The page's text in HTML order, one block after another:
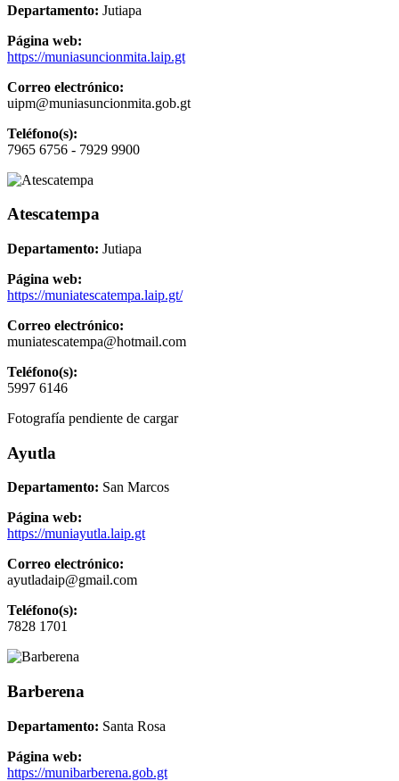
Departamento: Jutiapa
Página web:
https://muniasuncionmita.laip.gt
Correo electrónico:
uipm@muniasuncionmita.gob.gt
Teléfono(s):
7965 6756 - 7929 9900
Atescatempa
Departamento: Jutiapa
Página web:
https://muniatescatempa.laip.gt/
Correo electrónico:
muniatescatempa@hotmail.com
Teléfono(s):
5997 6146
Fotografía pendiente de cargar
Ayutla
Departamento: San Marcos
Página web:
https://muniayutla.laip.gt
Correo electrónico:
ayutladaip@gmail.com
Teléfono(s):
7828 1701
Barberena
Departamento: Santa Rosa
Página web:
https://munibarberena.gob.gt